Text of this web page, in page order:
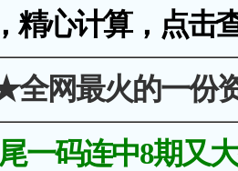
精心计算，点击
网最火的一份
一码连中8期又